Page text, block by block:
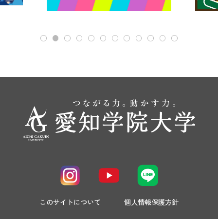
このサイトについて 個人情報保護方針